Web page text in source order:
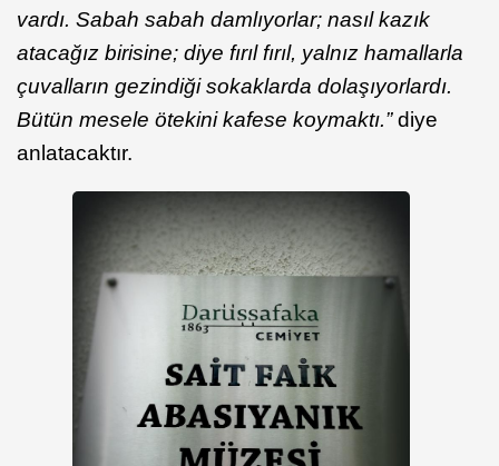
vardı. Sabah sabah damlıyorlar; nasıl kazık
atacağız birisine; diye fırıl fırıl, yalnız hamallarla
çuvalların gezindiği sokaklarda dolaşıyorlardı.
Bütün mesele ötekini kafese koymaktı.”diye
anlatacaktır.